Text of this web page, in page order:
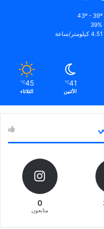
43º - 39º
39%
4.51 كيلومتر/ساعة
41
℃
الأثنين
45
℃
الثلاثاء
0
متابعون